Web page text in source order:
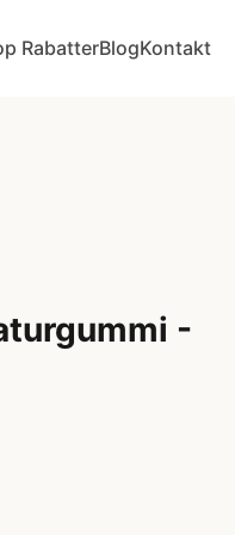
RabatterBlogKontakt
-